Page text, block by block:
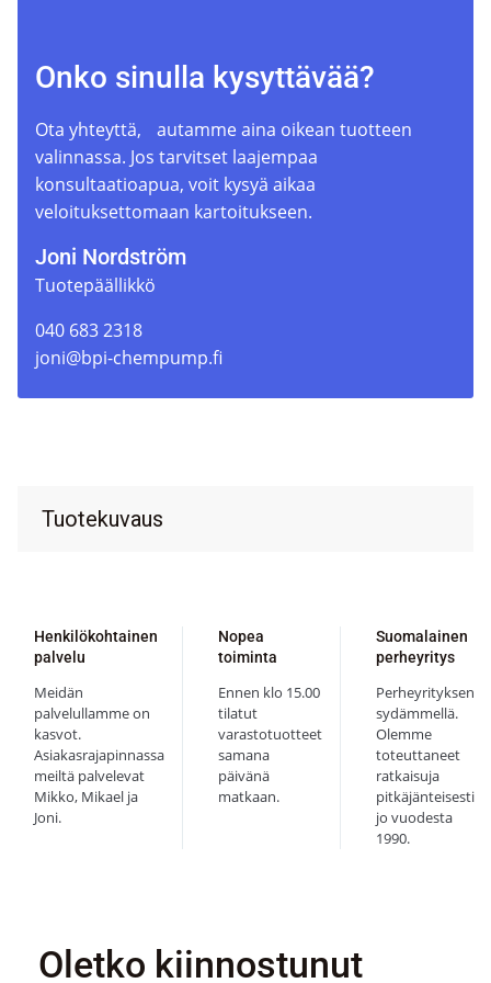
Onko sinulla kysyttävää?
Ota yhteyttä, autamme aina oikean tuotteen
valinnassa. Jos tarvitset laajempaa
konsultaatioapua, voit kysyä aikaa
veloituksettomaan kartoitukseen.
Joni Nordström
Tuotepäällikkö
040 683 2318
joni@bpi-chempump.fi
Tuotekuvaus
Henkilökohtainen
palvelu
Meidän
palvelullamme on
kasvot.
Asiakasrajapinnassa
meiltä palvelevat
Mikko, Mikael ja
Joni.
Nopea
toiminta
Ennen klo 15.00
tilatut
varastotuotteet
samana
päivänä
matkaan.
Suomalainen
perheyritys
Perheyrityksen
sydämmellä.
Olemme
toteuttaneet
ratkaisuja
pitkäjänteisesti
jo vuodesta
1990.
Oletko kiinnostunut